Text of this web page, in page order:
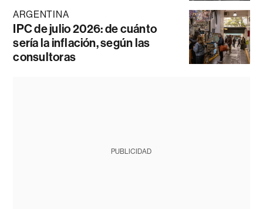
ARGENTINA
IPC de julio 2026: de cuánto
sería la inflación, según las
consultoras
PUBLICIDAD